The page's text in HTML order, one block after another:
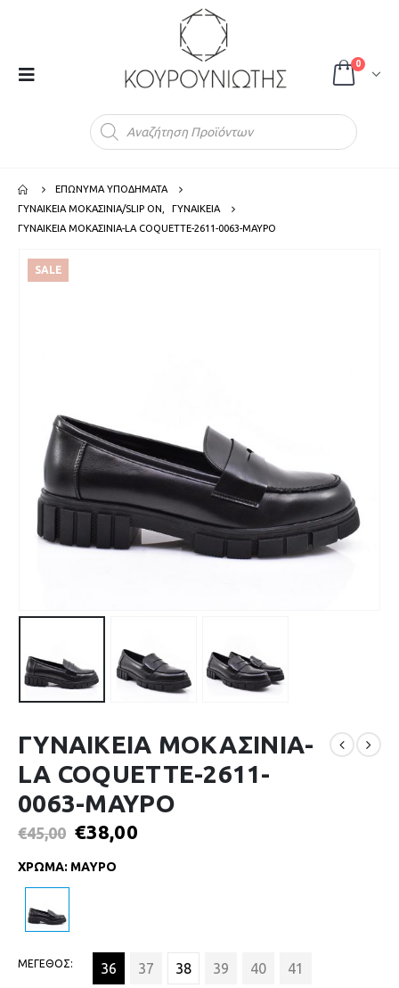
0
ΕΠΩΝΥΜΑ ΥΠΟΔΗΜΑΤΑ
ΓΥΝΑΙΚΕΙΑ ΜΟΚΑΣΙΝΙΑ/SLIP ON
ΓΥΝΑΙΚΕΙΑ
ΓΥΝΑΙΚΕΙΑ ΜΟΚΑΣΙΝΙΑ-LA COQUETTE-2611-0063-ΜΑΥΡΟ
SALE
ΓΥΝΑΙΚΕΙΑ ΜΟΚΑΣΙΝΙΑ-
LA COQUETTE-2611-
0063-ΜΑΥΡΟ
€45,00 €38,00
ΧΡΩΜΑ: ΜΑΥΡΟ
ΜΕΓΕΘΟΣ 36 37 38 39 40 41